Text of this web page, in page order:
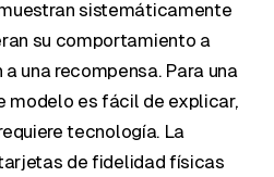
sistemáticamente
su comportamiento a
una recompensa. Para una
modelo es fácil de explicar,
tecnología. La
de fidelidad físicas